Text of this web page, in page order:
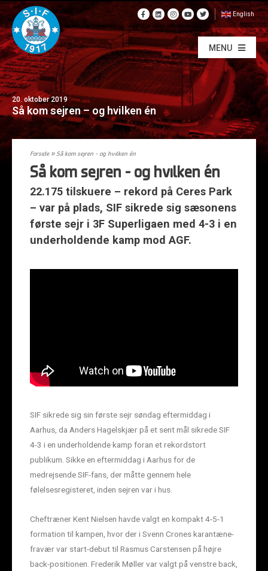
English
MENU
20. oktober 2019
Så kom sejren – og hvilken én
Forside»Så kom sejren – og hvilken én
Så kom sejren – og hvilken én
22.175 tilskuere – rekord på Ceres Park
– var på plads, SIF sikrede sig sæsonens
første sejr i 3F Superligaen med 4-3 i en
underholdende kamp mod AGF.
SIF sikrede sig sin første sejr søndag eftermiddag i
Aarhus, da Anders Hagelskjær på et sent mål sikrede SIF
4-3 i en underholdende kamp foran et rekordstort
publikum. Sikke en eftermiddag i Aarhus for de
medrejsende SIF-fans, der måtte gennem hele
følelsesregisteret, inden sejren var i hus.
Cheftræner Kent Nielsen havde valgt en kompakt 4-5-1
formation til kampen, hvor der i Svenn Crones karantæne-
fravær var start-debut til Rasmus Carstensen på højre
back-positionen. Frederik Møller var valgt på venstre back,